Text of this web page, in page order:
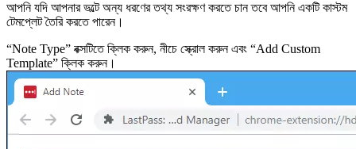
আপনি যদি আপনার ভল্টে অন্য ধরণের তথ্য সংরক্ষণ করতে চান তবে আপনি একটি কাস্টম
টেমপ্লেট তৈরি করতে পারেন।
“Note Type” বক্সটিতে ক্লিক করুন, নীচে স্ক্রোল করুন এবং “Add Custom
Template” ক্লিক করুন।